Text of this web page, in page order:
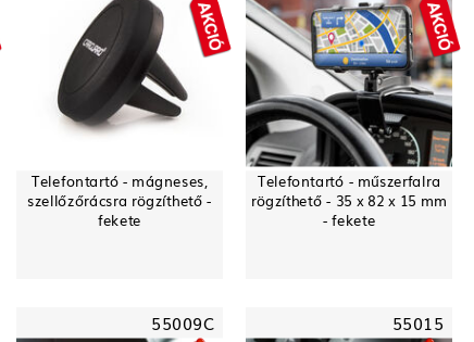
Telefontartó - mágneses,
szellőzőrácsra rögzíthető -
fekete
Telefontartó - műszerfalra
rögzíthető - 35 x 82 x 15 mm
- fekete
55009C 55015